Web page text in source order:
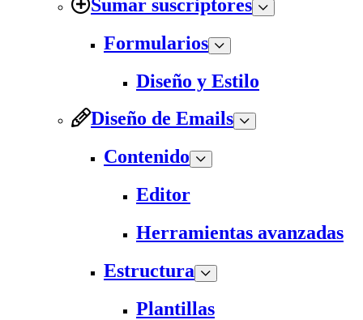
Sumar suscriptores
Formularios
Diseño y Estilo
Diseño de Emails
Contenido
Editor
Herramientas avanzadas
Estructura
Plantillas